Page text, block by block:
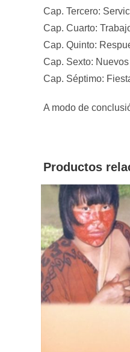
Cap. Tercero:
Cap. Cuarto:
Cap. Quinto:
Cap. Sexto:
Cap. Séptimo:
A modo de
Productos